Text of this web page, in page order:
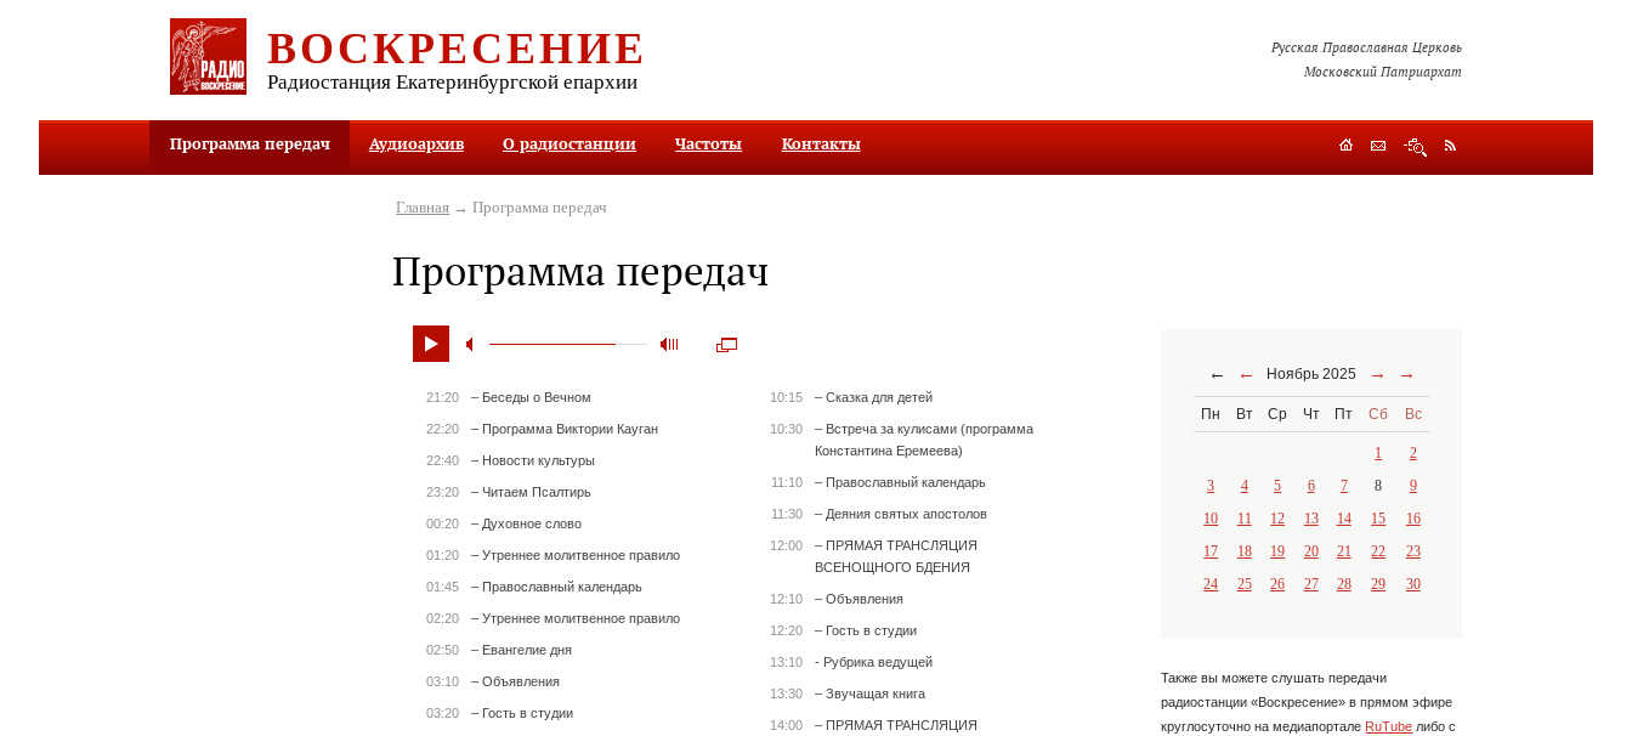
ВОСКРЕСЕНИЕ
Радиостанция Екатеринбургской епархии
Русская Православная Церковь
Московский Патриархат
Программа передач Аудиоархив О радиостанции Частоты Контакты
Главная → Программа передач
Программа передач
21:20 – Беседы о Вечном
22:20 – Программа Виктории Кауган
22:40 – Новости культуры
23:20 – Читаем Псалтирь
00:20 – Духовное слово
01:20 – Утреннее молитвенное правило
01:45 – Православный календарь
02:20 – Утреннее молитвенное правило
02:50 – Евангелие дня
03:10 – Объявления
03:20 – Гость в студии
10:15 – Сказка для детей
10:30
– Встреча за кулисами (программа
Константина Еремеева)
11:10 – Православный календарь
11:30 – Деяния святых апостолов
12:00
– ПРЯМАЯ ТРАНСЛЯЦИЯ
ВСЕНОЩНОГО БДЕНИЯ
12:10 – Объявления
12:20 – Гость в студии
13:10 - Рубрика ведущей
13:30 – Звучащая книга
14:00
– ПРЯМАЯ ТРАНСЛЯЦИЯ
← ← Ноябрь 2025 → →
Пн Вт Ср Чт Пт Сб Вс
1
2
3
4 5 6 7 8
9
10
11 12 13 14 15
16
17
18 19 20 21 22
23
24
25 26 27 28 29 30
Также вы можете слушать передачи
радиостанции «Воскресение» в прямом эфире
круглосуточно на медиапортале RuTube либо с